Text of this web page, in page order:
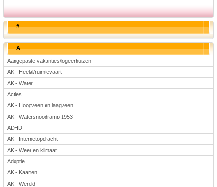
#
A
Aangepaste vakanties/logeerhuizen
AK - Heelal/ruimtevaart
AK - Water
Acties
AK - Hoogveen en laagveen
AK - Watersnoodramp 1953
ADHD
AK - Internetopdracht
AK - Weer en klimaat
Adoptie
AK - Kaarten
AK - Wereld